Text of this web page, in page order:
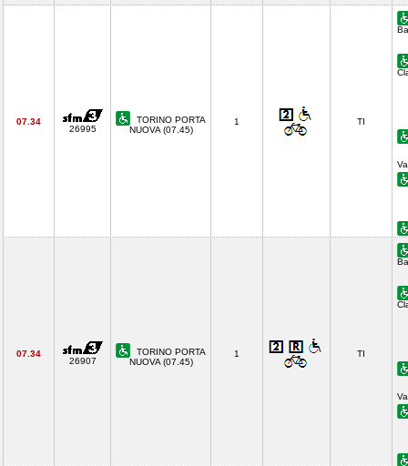
07.34
26995
TORINO PORTA
NUOVA (07.45)
1 TI
07.34
26907
TORINO PORTA
NUOVA (07.45)
1 TI